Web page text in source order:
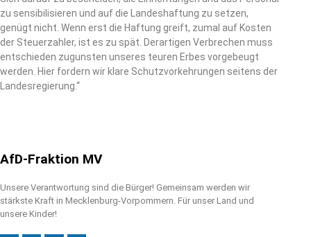
zu sensibilisieren und auf die Landeshaftung zu setzen,
genügt nicht. Wenn erst die Haftung greift, zumal auf Kosten
der Steuerzahler, ist es zu spät. Derartigen Verbrechen muss
entschieden zugunsten unseres teuren Erbes vorgebeugt
werden. Hier fordern wir klare Schutzvorkehrungen seitens der
Landesregierung.“
AfD-Fraktion MV
Unsere Verantwortung sind die Bürger! Gemeinsam werden wir
stärkste Kraft in Mecklenburg-Vorpommern. Für unser Land und
unsere Kinder!